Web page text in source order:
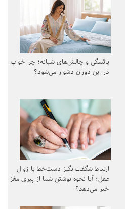
یائسگی و چالش‌های شبانه؛ چرا خواب
در این دوران دشوار می‌شود؟
ارتباط شگفت‌انگیز دست‌خط با زوال
عقل؛ آیا نحوه نوشتن شما از پیری مغز
خبر می‌دهد؟